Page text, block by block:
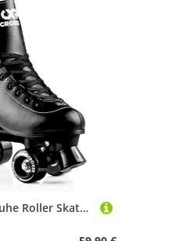
Croxer Rollschuhe Roller Skates Carmen (39(25,5cm)